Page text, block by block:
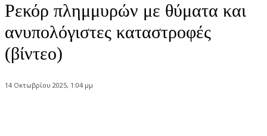
Ρεκόρ πλημμυρών με θύματα και
ανυπολόγιστες καταστροφές
(βίντεο)
14 Οκτωβρίου 2025, 1:04 μμ